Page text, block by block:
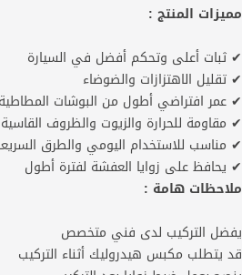
مميزات المنتج :
✔ ثبات أعلى وتحكم أفضل في السيارة
✔ تقليل الاهتزازات والضوضاء
✔ عمر افتراضي أطول من البوشات
✔ مقاومة للحرارة والزيوت والظروف القاسية
✔ مناسب للاستخدام اليومي والطرق
✔ يحافظ على زوايا العفشة لفترة أطول
ملاحظات هامة :
يفضل التركيب لدى فني متخصص
قد يتطلب مكبس هيدروليك أثناء التركيب